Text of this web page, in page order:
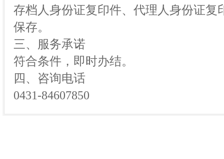
存档人身份证复印件、代理人身份证
保存。
三、服务承诺
符合条件，即时办结。
四、咨询电话
0431-84607850